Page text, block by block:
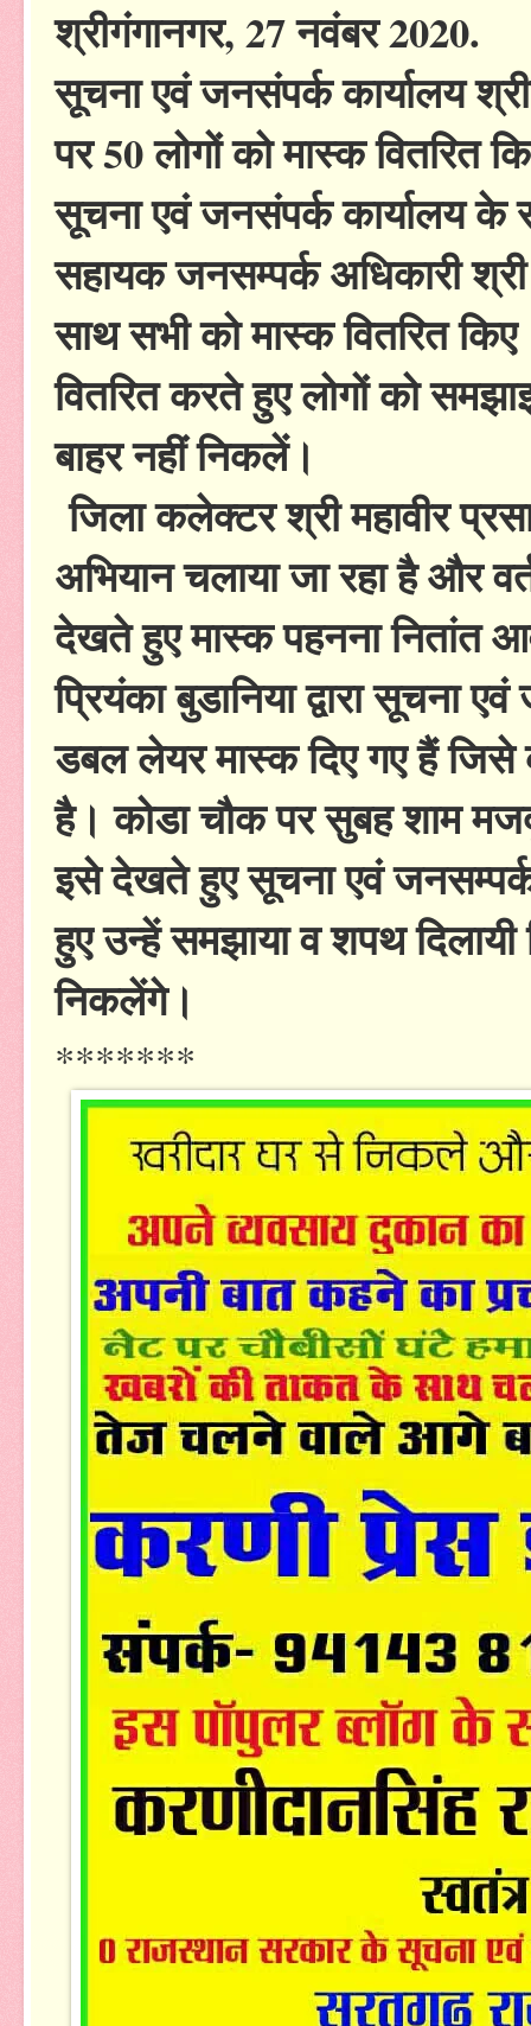
श्रीगंगानगर, 27 नवंबर 2020.
सूचना एवं जनसंपर्क कार्यालय
पर 50 लोगों को मास्क वितरित
सूचना एवं जनसंपर्क कार्यालय
सहायक जनसम्पर्क अधिकारी
साथ सभी को मास्क वितरित
वितरित करते हुए लोगों को
बाहर नहीं निकलें।
जिला कलेक्टर श्री महावीर
अभियान चलाया जा रहा है और
देखते हुए मास्क पहनना नितांत
प्रियंका बुडानिया द्वारा सूचना
डबल लेयर मास्क दिए गए हैं जिसे
है। कोडा चौक पर सुबह शाम
इसे देखते हुए सूचना एवं जनसम्पर्क
हुए उन्हें समझाया व शपथ
निकलेंगे।
*******